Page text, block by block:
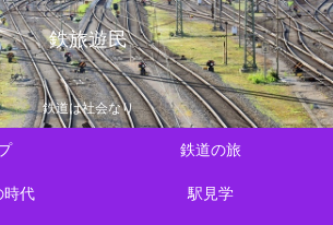
鉄旅遊民
鉄道は社会なり
鉄道の旅
時代 駅見学